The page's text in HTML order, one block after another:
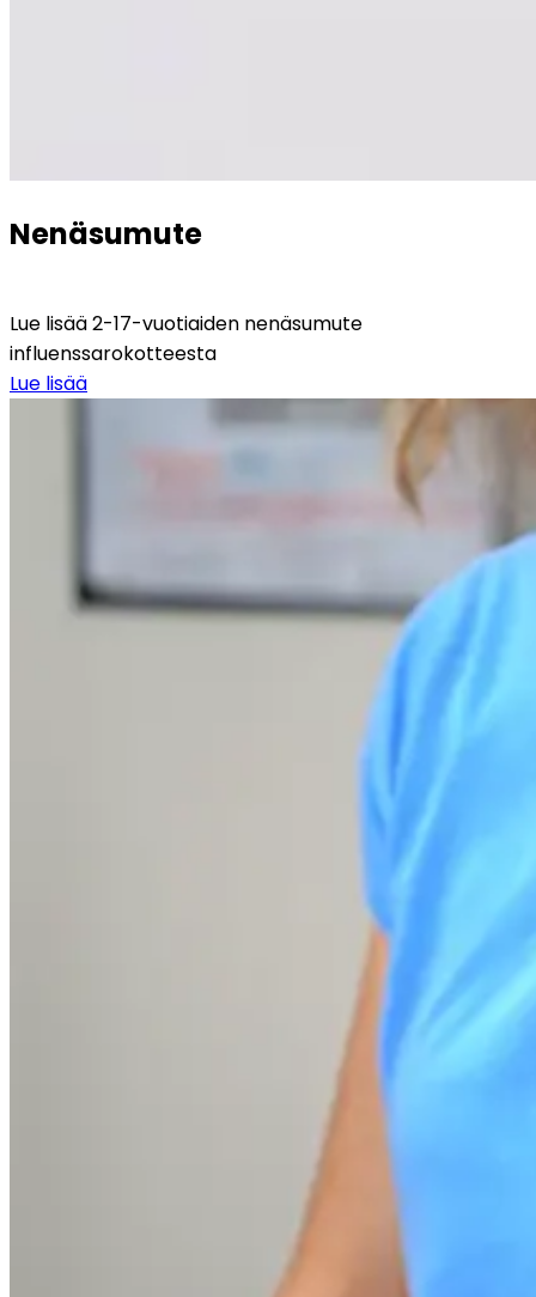
Nenäsumute
Lue lisää 2-17-vuotiaiden nenäsumute
influenssarokotteesta
Lue lisää